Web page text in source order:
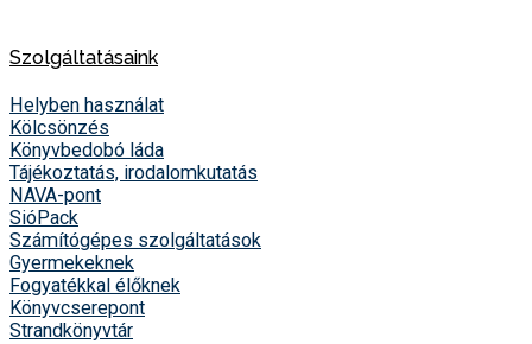
Szolgáltatásaink
Helyben használat
Kölcsönzés
Könyvbedobó láda
Tájékoztatás, irodalomkutatás
NAVA-pont
SióPack
Számítógépes szolgáltatások
Gyermekeknek
Fogyatékkal élőknek
Könyvcserepont
Strandkönyvtár